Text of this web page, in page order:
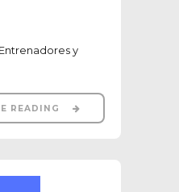
y
READING